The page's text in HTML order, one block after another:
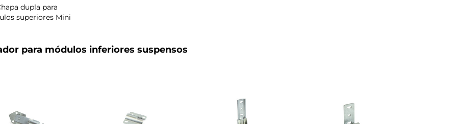
dupla para
superiores Mini
para módulos inferiores suspensos